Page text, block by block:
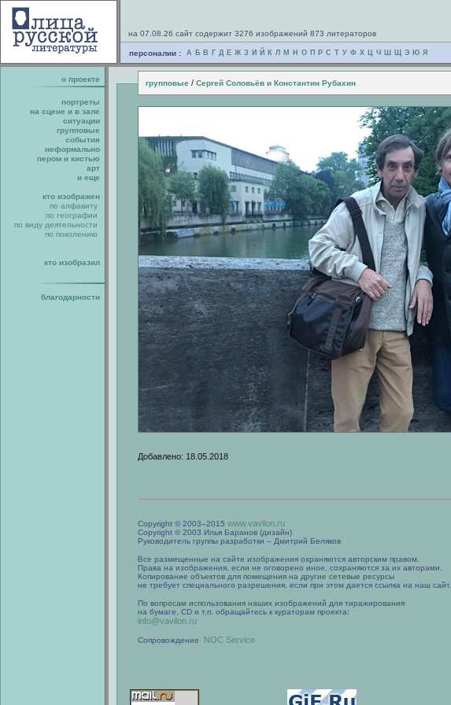
на 07.08.26 сайт содержит 3276 изображений 873 литераторов
персоналии : А Б В Г Д Е Ж З И Й К Л М Н О П Р С Т У Ф Х Ц Ч Ш Щ Э Ю Я
о проекте групповые / Сергей Соловьёв и Константин Рубахин
портреты
на сцене и в зале
ситуации
групповые
события
неформально
пером и кистью
арт
и еще
кто изображен
по алфавиту
по географии
по виду деятельности
по поколению
кто изобразил
благодарности
Добавлено: 18.05.2018
Copyright © 2003–2015 www.vavilon.ru
Copyright © 2003 Илья Баранов (дизайн)
Руководитель группы разработки – Дмитрий Беляков
Все размещенные на сайте изображения охраняются авторским правом.
Права на изображения, если не оговорено иное, сохраняются за их авторами.
Копирование объектов для помещения на другие сетевые ресурсы
не требует специального разрешения, если при этом дается ссылка на наш сайт.
По вопросам использования наших изображений для тиражирования
на бумаге, CD и т.п. обращайтесь к кураторам проекта:
info@vavilon.ru
Сопровождение NOC Service